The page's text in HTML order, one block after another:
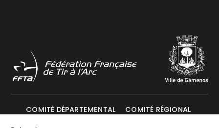
COMITÉ DÉPARTEMENTAL COMITÉ RÉGIONAL